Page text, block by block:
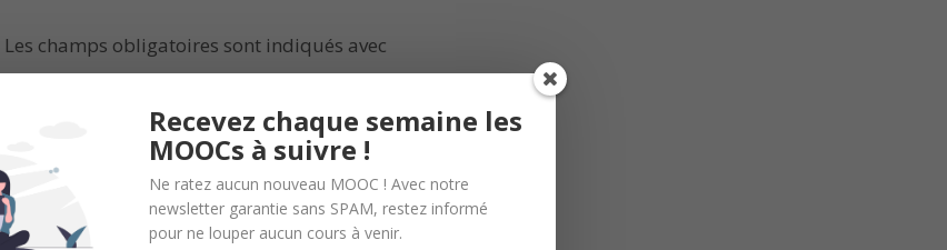
Les champs obligatoires sont indiqués avec
Recevez chaque semaine les
MOOCs à suivre !
Ne ratez aucun nouveau MOOC ! Avec notre
newsletter garantie sans SPAM, restez informé
pour ne louper aucun cours à venir.